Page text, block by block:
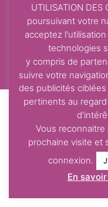
COORDONNÉES
87 Avenue Dom
Route de Brens
81600 Gaillac
contact@centre-
Centre Odelys ©
UTILISATION DES
poursuivant votre
acceptez
technologies
y compris de
suivre votre
des publicités
pertinents au
Vous reconnaitre
prochaine visite et
connexion.
En